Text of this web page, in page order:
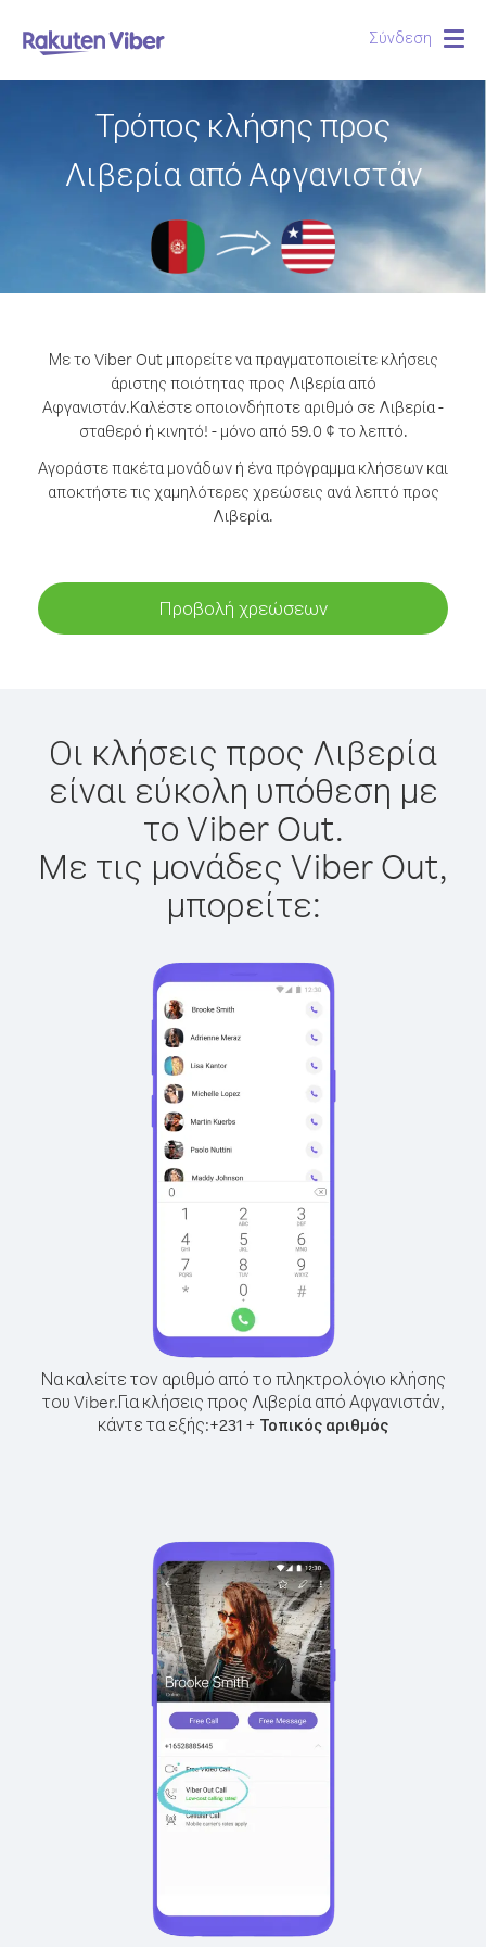
Σύνδεση
Τρόπος κλήσης προς
Λιβερία από Αφγανιστάν
Με το Viber Out μπορείτε να πραγματοποιείτε κλήσεις
άριστης ποιότητας προς Λιβερία από
Αφγανιστάν.Καλέστε οποιονδήποτε αριθμό σε Λιβερία -
σταθερό ή κινητό! - μόνο από 59.0 ¢ το λεπτό.
Αγοράστε πακέτα μονάδων ή ένα πρόγραμμα κλήσεων και
αποκτήστε τις χαμηλότερες χρεώσεις ανά λεπτό προς
Λιβερία.
Προβολή χρεώσεων
Οι κλήσεις προς Λιβερία
είναι εύκολη υπόθεση με
το Viber Out.
Με τις μονάδες Viber Out,
μπορείτε:
Να καλείτε τον αριθμό από το πληκτρολόγιο κλήσης
του Viber.Για κλήσεις προς Λιβερία από Αφγανιστάν,
κάντε τα εξής:+231 + Τοπικός αριθμός